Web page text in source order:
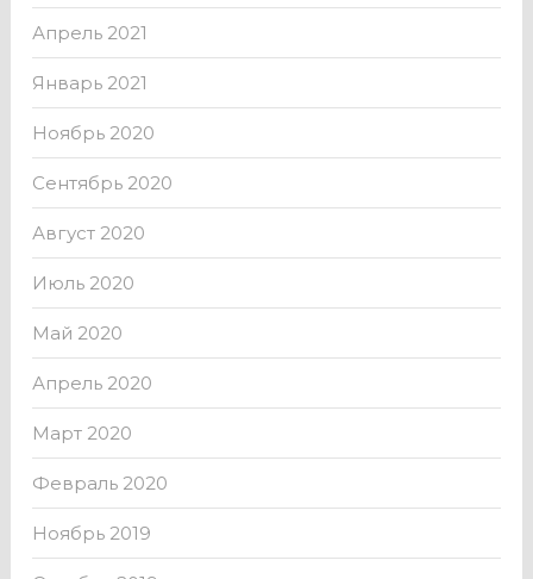
Апрель 2021
Январь 2021
Ноябрь 2020
Сентябрь 2020
Август 2020
Июль 2020
Май 2020
Апрель 2020
Март 2020
Февраль 2020
Ноябрь 2019